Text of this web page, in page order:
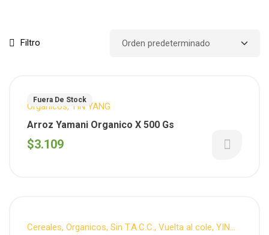
Filtro
Fuera De Stock
Organicos, YIN YANG
Arroz Yamani Organico X 500 Gs
$3.109
Cereales, Organicos, Sin T.A.C.C. , Vuelta al cole, YIN